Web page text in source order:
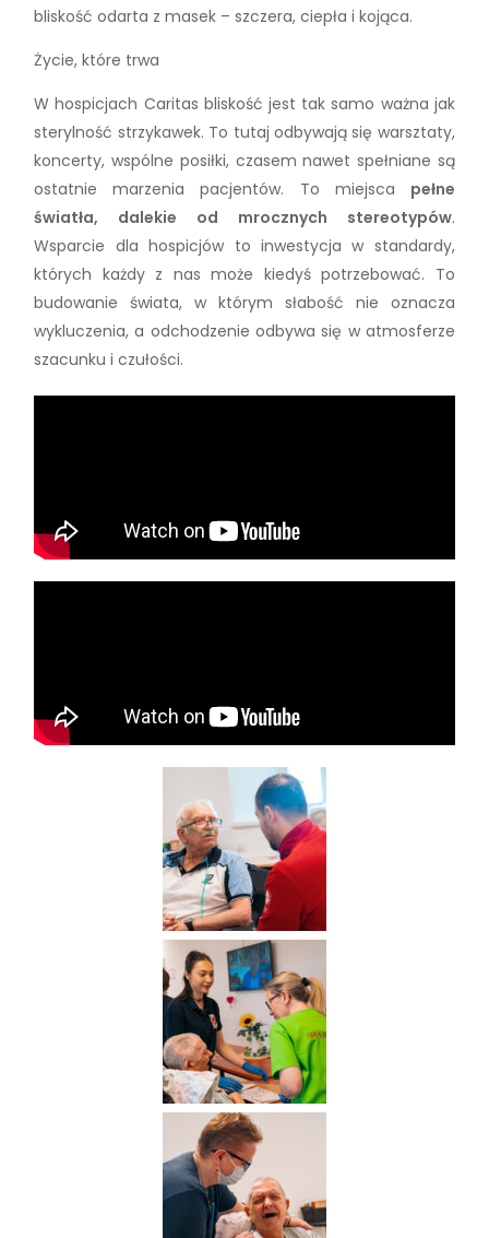
bliskość odarta z masek – szczera, ciepła i kojąca.
Życie, które trwa
W hospicjach Caritas bliskość jest tak samo ważna jak
sterylność strzykawek. To tutaj odbywają się warsztaty,
koncerty, wspólne posiłki, czasem nawet spełniane są
ostatnie marzenia pacjentów. To miejsca pełne
światła, dalekie od mrocznych stereotypów.
Wsparcie dla hospicjów to inwestycja w standardy,
których każdy z nas może kiedyś potrzebować. To
budowanie świata, w którym słabość nie oznacza
wykluczenia, a odchodzenie odbywa się w atmosferze
szacunku i czułości.